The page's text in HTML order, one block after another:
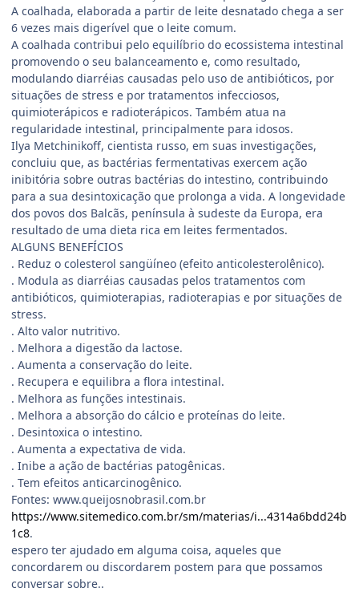
A coalhada, elaborada a partir de leite desnatado chega a ser
6 vezes mais digerível que o leite comum.
A coalhada contribui pelo equilíbrio do ecossistema intestinal
promovendo o seu balanceamento e, como resultado,
modulando diarréias causadas pelo uso de antibióticos, por
situações de stress e por tratamentos infecciosos,
quimioterápicos e radioterápicos. Também atua na
regularidade intestinal, principalmente para idosos.
Ilya Metchinikoff, cientista russo, em suas investigações,
concluiu que, as bactérias fermentativas exercem ação
inibitória sobre outras bactérias do intestino, contribuindo
para a sua desintoxicação que prolonga a vida. A longevidade
dos povos dos Balcãs, península à sudeste da Europa, era
resultado de uma dieta rica em leites fermentados.
ALGUNS BENEFÍCIOS
. Reduz o colesterol sangüíneo (efeito anticolesterolênico).
. Modula as diarréias causadas pelos tratamentos com
antibióticos, quimioterapias, radioterapias e por situações de
stress.
. Alto valor nutritivo.
. Melhora a digestão da lactose.
. Aumenta a conservação do leite.
. Recupera e equilibra a flora intestinal.
. Melhora as funções intestinais.
. Melhora a absorção do cálcio e proteínas do leite.
. Desintoxica o intestino.
. Aumenta a expectativa de vida.
. Inibe a ação de bactérias patogênicas.
. Tem efeitos anticarcinogênico.
Fontes: www.queijosnobrasil.com.br
https://www.sitemedico.com.br/sm/materias/i...4314a6bdd24b
1c8.
espero ter ajudado em alguma coisa, aqueles que
concordarem ou discordarem postem para que possamos
conversar sobre..